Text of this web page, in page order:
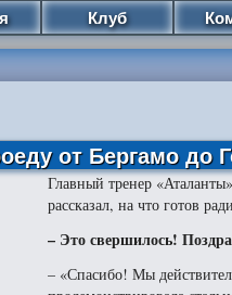
Клуб
от Бергамо до
Главный тренер
рассказал, на что готов
– Это свершилось!
– «Спасибо! Мы